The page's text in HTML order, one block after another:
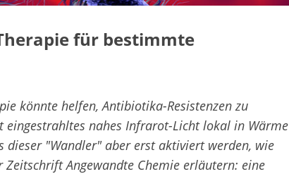
für bestimmte
könnte helfen, Antibiotika-Resistenzen zu
eingestrahltes nahes Infrarot-Licht lokal in Wärme
dieser "Wandler" aber erst aktiviert werden, wie
Zeitschrift Angewandte Chemie erläutern: eine